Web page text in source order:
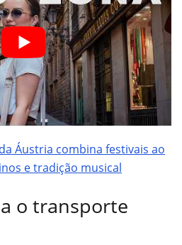
Áustria combina festivais ao
e tradição musical
o transporte